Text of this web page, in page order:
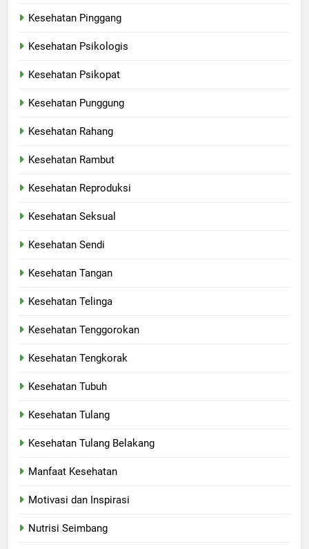
Kesehatan Pinggang
Kesehatan Psikologis
Kesehatan Psikopat
Kesehatan Punggung
Kesehatan Rahang
Kesehatan Rambut
Kesehatan Reproduksi
Kesehatan Seksual
Kesehatan Sendi
Kesehatan Tangan
Kesehatan Telinga
Kesehatan Tenggorokan
Kesehatan Tengkorak
Kesehatan Tubuh
Kesehatan Tulang
Kesehatan Tulang Belakang
Manfaat Kesehatan
Motivasi dan Inspirasi
Nutrisi Seimbang